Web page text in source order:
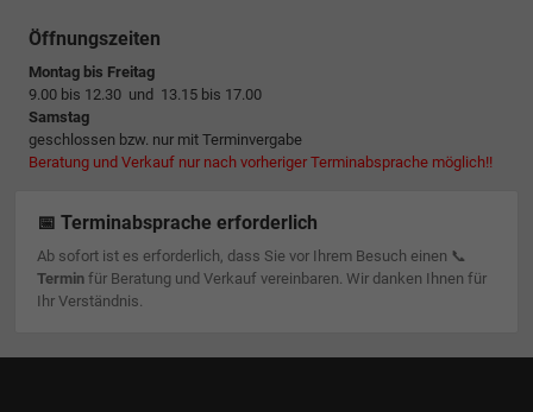
Öffnungszeiten
Montag bis Freitag
9.00 bis 12.30 und 13.15 bis 17.00
Samstag
geschlossen bzw. nur mit Terminvergabe
Beratung und Verkauf nur nach vorheriger Terminabsprache möglich!!
📅 Terminabsprache erforderlich
Ab sofort ist es erforderlich, dass Sie vor Ihrem Besuch einen 📞
Terminfür Beratung und Verkauf vereinbaren. Wir danken Ihnen für
Ihr Verständnis.